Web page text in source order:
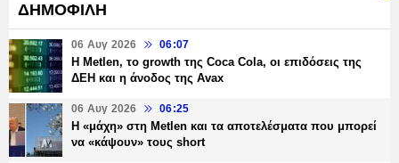
ΔΗΜΟΦΙΛΗ
06 Αυγ 2026 06:07
H Metlen, το growth της Coca Cola, οι επιδόσεις της
ΔΕΗ και η άνοδος της Avax
06 Αυγ 2026 06:25
H «μάχη» στη Metlen και τα αποτελέσματα που μπορεί
να «κάψουν» τους short